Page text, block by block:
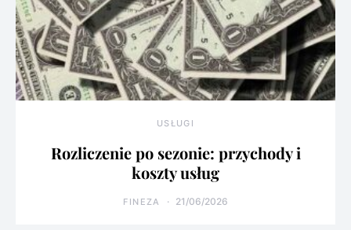
USŁUGI
Rozliczenie po sezonie: przychody i
koszty usług
FINEZA 21/06/2026